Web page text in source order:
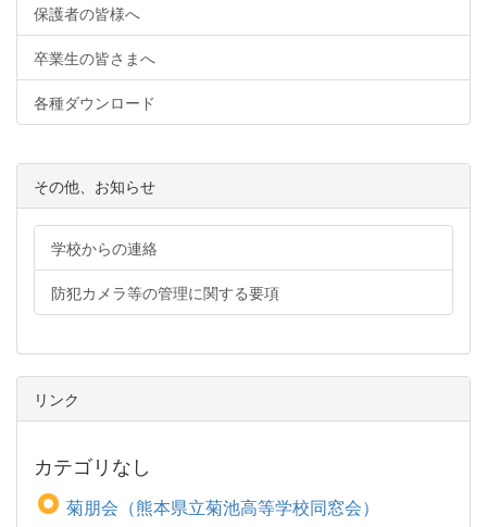
保護者の皆様へ
卒業生の皆さまへ
各種ダウンロード
その他、お知らせ
学校からの連絡
防犯カメラ等の管理に関する要項
リンク
カテゴリなし
菊朋会（熊本県立菊池高等学校同窓会）